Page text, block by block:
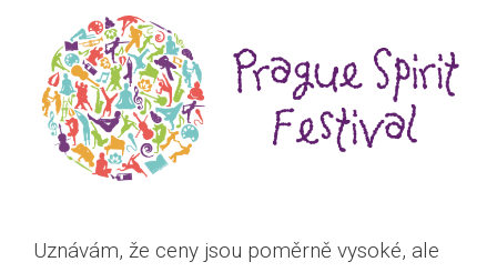
Uznávám, že ceny jsou poměrně vysoké, ale